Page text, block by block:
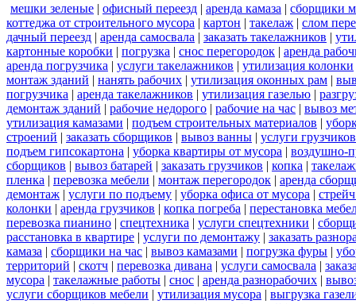
мешки зеленые | офисный переезд | аренда камаза | сборщики
коттеджа от строительного мусора | картон | такелаж | слом
дачный переезд | аренда самосвала | заказать такелажников |
картонные коробки | погрузка | снос перегородок | аренда
аренда погрузчика | услуги такелажников | утилизация колонки
монтаж зданий | нанять рабочих | утилизация оконных рам |
погрузчика | аренда такелажников | утилизация газелью |
демонтаж зданий | рабочие недорого | рабочие на час | вывоз
утилизация камазами | подъем строительных материалов |
строений | заказать сборщиков | вывоз ванны | услуги грузчиков
подъем гипсокартона | уборка квартиры от мусора | воздушно-
сборщиков | вывоз батарей | заказать грузчиков | копка |
пленка | перевозка мебели | монтаж перегородок | аренда
демонтаж | услуги по подъему | уборка офиса от мусора |
колонки | аренда грузчиков | копка погреба | перестановка
перевозка пианино | спецтехника | услуги спецтехники |
расстановка в квартире | услуги по демонтажу | заказать
камаза | сборщики на час | вывоз камазами | погрузка фуры |
территорий | скотч | перевозка дивана | услуги самосвала |
мусора | такелажные работы | снос | аренда разнорабочих |
услуги сборщиков мебели | утилизация мусора | выгрузка